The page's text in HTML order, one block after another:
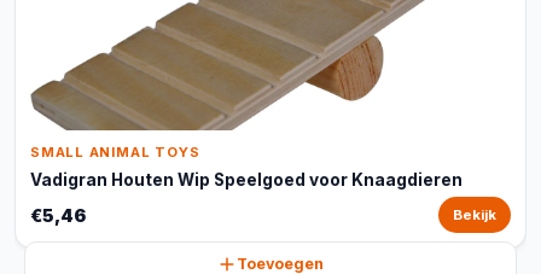
SMALL ANIMAL TOYS
Vadigran Houten Wip Speelgoed voor Knaagdieren
€5,46 Bekijk
Toevoegen